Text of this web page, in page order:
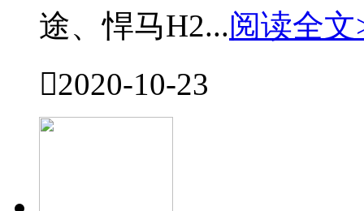
途、悍马H2...阅读全文
2020-10-23